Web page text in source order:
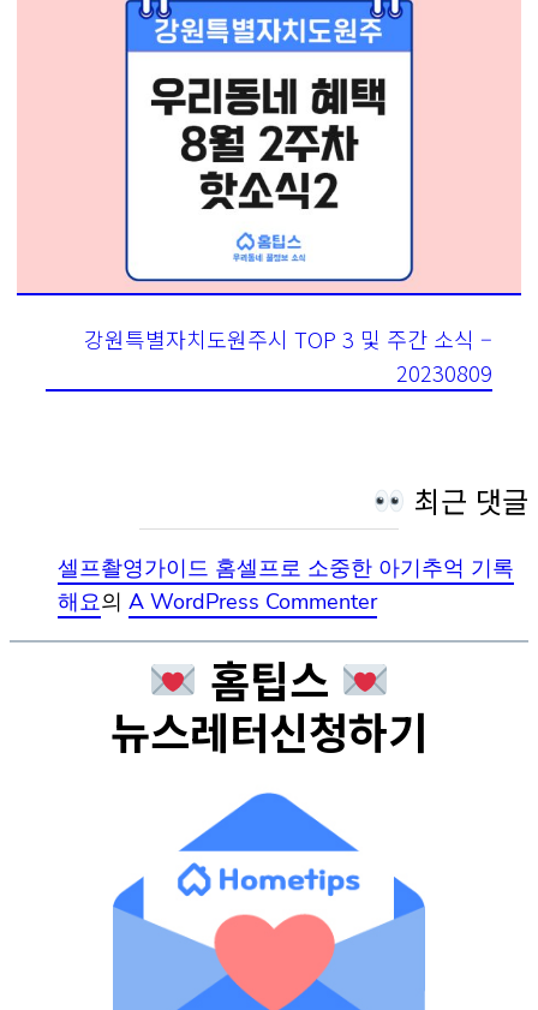
강원특별자치도원주시 TOP 3 및 주간 소식 –
20230809
최근 댓글
셀프촬영가이드 홈셀프로 소중한 아기추억 기록
해요의 A WordPress Commenter
홈팁스
뉴스레터신청하기